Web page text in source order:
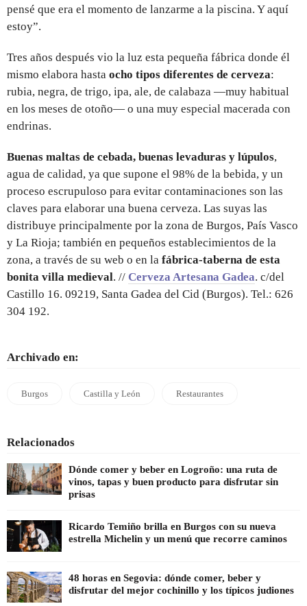
pensé que era el momento de lanzarme a la piscina. Y aquí
estoy”.
Tres años después vio la luz esta pequeña fábrica donde él
mismo elabora hasta ocho tipos diferentes de cerveza:
rubia, negra, de trigo, ipa, ale, de calabaza —muy habitual
en los meses de otoño— o una muy especial macerada con
endrinas.
Buenas maltas de cebada, buenas levaduras y lúpulos,
agua de calidad, ya que supone el 98% de la bebida, y un
proceso escrupuloso para evitar contaminaciones son las
claves para elaborar una buena cerveza. Las suyas las
distribuye principalmente por la zona de Burgos, País Vasco
y La Rioja; también en pequeños establecimientos de la
zona, a través de su web o en la fábrica-taberna de esta
bonita villa medieval. // Cerveza Artesana Gadea. c/del
Castillo 16. 09219, Santa Gadea del Cid (Burgos). Tel.: 626
304 192.
Archivado en:
Burgos Castilla y León Restaurantes
Relacionados
Dónde comer y beber en Logroño: una ruta de
vinos, tapas y buen producto para disfrutar sin
prisas
Ricardo Temiño brilla en Burgos con su nueva
estrella Michelin y un menú que recorre caminos
48 horas en Segovia: dónde comer, beber y
disfrutar del mejor cochinillo y los típicos judiones